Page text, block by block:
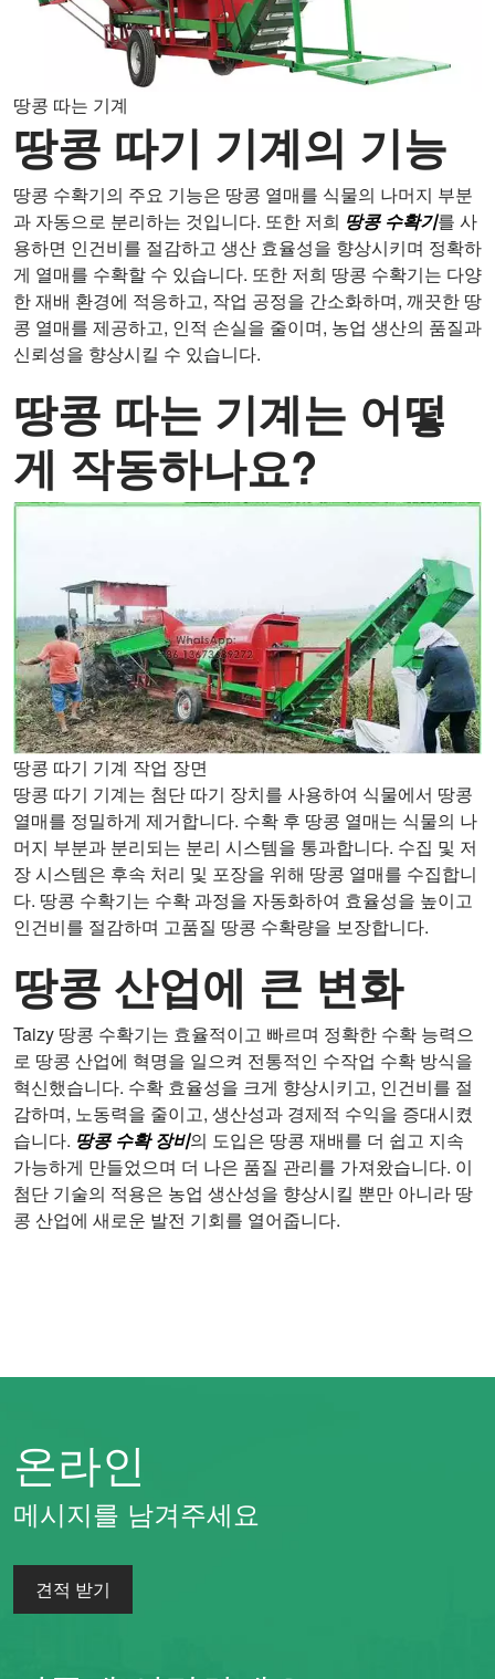
땅콩 따는 기계
땅콩 따기 기계의 기능
땅콩 수확기의 주요 기능은 땅콩 열매를 식물의 나머지 부분
과 자동으로 분리하는 것입니다. 또한 저희 땅콩 수확기를 사
용하면 인건비를 절감하고 생산 효율성을 향상시키며 정확하
게 열매를 수확할 수 있습니다. 또한 저희 땅콩 수확기는 다양
한 재배 환경에 적응하고, 작업 공정을 간소화하며, 깨끗한 땅
콩 열매를 제공하고, 인적 손실을 줄이며, 농업 생산의 품질과
신뢰성을 향상시킬 수 있습니다.
땅콩 따는 기계는 어떻
게 작동하나요?
땅콩 따기 기계 작업 장면
땅콩 따기 기계는 첨단 따기 장치를 사용하여 식물에서 땅콩
열매를 정밀하게 제거합니다. 수확 후 땅콩 열매는 식물의 나
머지 부분과 분리되는 분리 시스템을 통과합니다. 수집 및 저
장 시스템은 후속 처리 및 포장을 위해 땅콩 열매를 수집합니
다. 땅콩 수확기는 수확 과정을 자동화하여 효율성을 높이고
인건비를 절감하며 고품질 땅콩 수확량을 보장합니다.
땅콩 산업에 큰 변화
Taizy 땅콩 수확기는 효율적이고 빠르며 정확한 수확 능력으
로 땅콩 산업에 혁명을 일으켜 전통적인 수작업 수확 방식을
혁신했습니다. 수확 효율성을 크게 향상시키고, 인건비를 절
감하며, 노동력을 줄이고, 생산성과 경제적 수익을 증대시켰
습니다. 땅콩 수확 장비의 도입은 땅콩 재배를 더 쉽고 지속
가능하게 만들었으며 더 나은 품질 관리를 가져왔습니다. 이
첨단 기술의 적용은 농업 생산성을 향상시킬 뿐만 아니라 땅
콩 산업에 새로운 발전 기회를 열어줍니다.
온라인
메시지를 남겨주세요
견적 받기